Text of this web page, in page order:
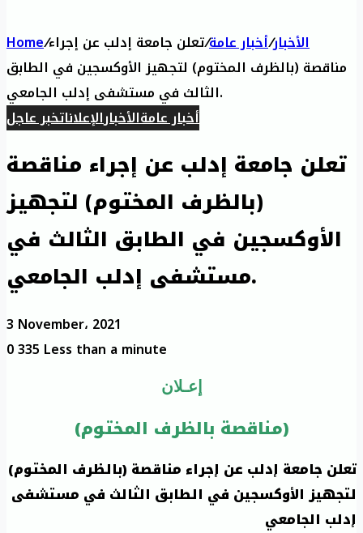
Home/ الأخبار/أخبار عامة/تعلن جامعة إدلب عن إجراء
مناقصة (بالظرف المختوم) لتجهيز الأوكسجين في الطابق
الثالث في مستشفى إدلب الجامعي.
أخبار عامةالأخبارالإعلاناتخبر عاجل
تعلن جامعة إدلب عن إجراء مناقصة
(بالظرف المختوم) لتجهيز
الأوكسجين في الطابق الثالث في
مستشفى إدلب الجامعي.
3 November، 2021
0335 Less than a minute
إعـلان
(مناقصة بالظرف المختوم)
تعلن جامعة إدلب عن إجراء مناقصة (بالظرف المختوم)
لتجهيز الأوكسجين في الطابق الثالث في مستشفى
إدلب الجامعي